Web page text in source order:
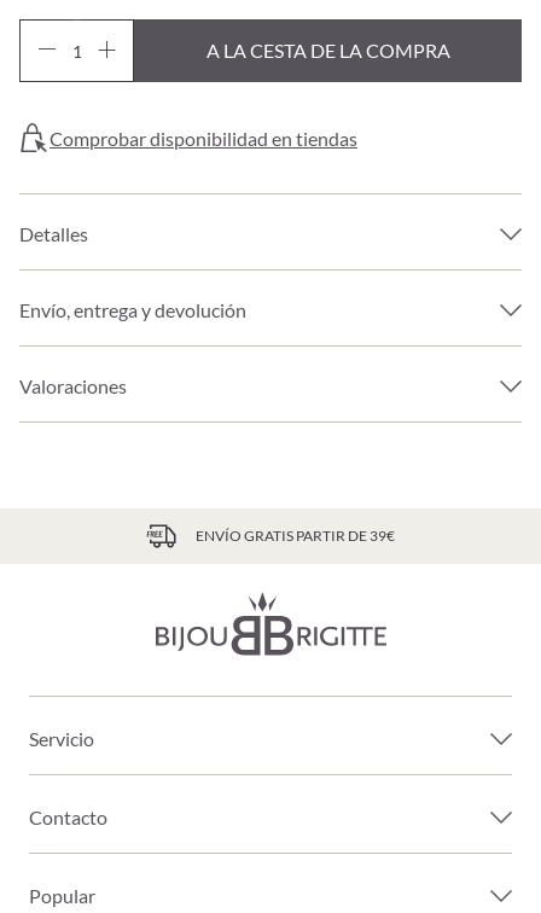
A LA CESTA DE LA COMPRA
Comprobar disponibilidad en tiendas
Detalles
Envío, entrega y devolución
Valoraciones
ENVÍO GRATIS PARTIR DE 39€
Servicio
Contacto
Popular